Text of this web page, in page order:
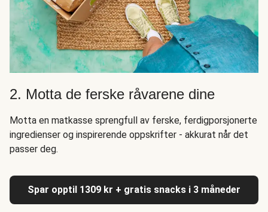
2. Motta de ferske råvarene dine
Motta en matkasse sprengfull av ferske, ferdigporsjonerte
ingredienser og inspirerende oppskrifter - akkurat når det
passer deg.
Spar opptil 1309 kr + gratis snacks i 3 måneder